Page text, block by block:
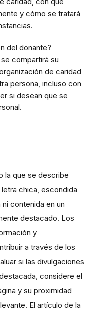
y cómo se tratará
del donante?
compartirá su
de caridad
persona, incluso con
si desean que se
la que se describe
chica, escondida
contenida en un
destacado. Los
y
a través de los
si las divulgaciones
considere el
y su proximidad
El artículo de la